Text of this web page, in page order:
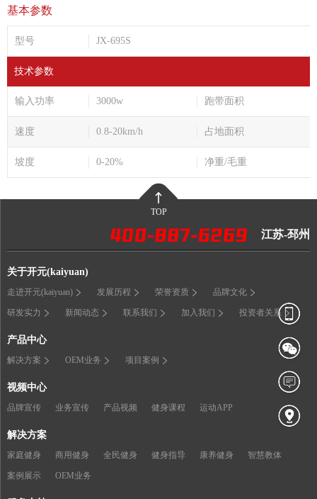
基本参数
型号 JX-695S
技术参数
输入功率 3000w 跑带面积
速度 0.8-20km/h 占地面积
坡度 0-20% 净重/毛重
TOP
江苏-邳州
关于开元(kaiyuan)
走进开元(kaiyuan) 发展历程 荣誉资质 品牌文化
研发实力 新闻动态 联系我们 加入我们 投资者关系
产品中心
解决方案 OEM业务 项目案例
视频中心
品牌宣传 业务宣传 产品视频 健身课程 运动APP
解决方案
家庭健身 商用健身 全民健身 健身指导 康养健身 智慧教体
案例展示 OEM业务